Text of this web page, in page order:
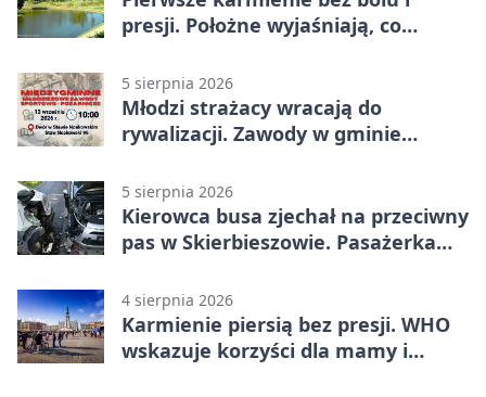
presji. Położne wyjaśniają, co
5 sierpnia 2026
Młodzi strażacy wracają do
rywalizacji. Zawody w gminie
5 sierpnia 2026
Kierowca busa zjechał na przeciwny
pas w Skierbieszowie. Pasażerka
4 sierpnia 2026
Karmienie piersią bez presji. WHO
wskazuje korzyści dla mamy i